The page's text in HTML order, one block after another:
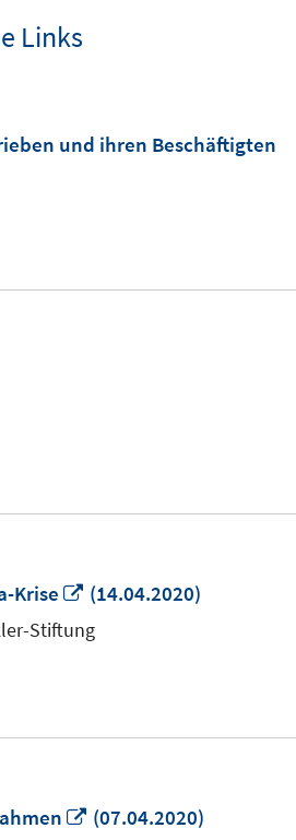
Links
und ihren Beschäftigten
Krise
In
neuem
(14.04.2020)
Stiftung
In
(07.04.2020)